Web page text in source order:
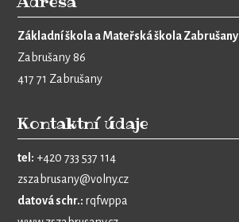
Základní škola a Mateřská škola Zabrušany
Zabrušany 86
417 71 Zabrušany
Kontaktní údaje
tel: +420 733 537 114
zszabrusany@volny.cz
datová schr.: rqfwppa